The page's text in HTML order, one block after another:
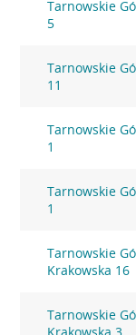
Tarnowskie
5
Tarnowskie
11
Tarnowskie
1
Tarnowskie
1
Tarnowskie
Krakowska 16
Tarnowskie